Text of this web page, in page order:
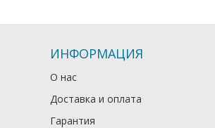
ИНФОРМАЦИЯ
О нас
Доставка и оплата
Гарантия